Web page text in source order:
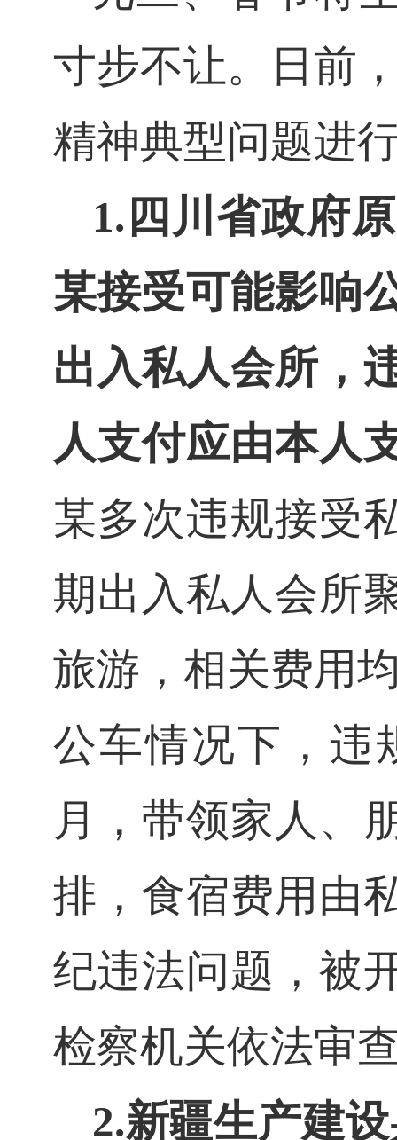
寸步不让。日前
精神典型问题进
1. 四川省政府
某接受可能影响
出入私人会所，
人支付应由本人
某多次违规接受
期出入私人会所
旅游，相关费用
公车情况下，违
月，带领家人、
排，食宿费用由
纪违法问题，被
检察机关依法审
2.新疆生产建